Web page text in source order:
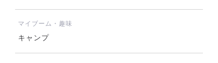
マイブーム・趣味
キャンプ